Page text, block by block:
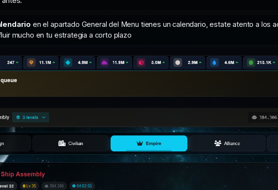
en el apartado General del Menu tienes un calendario, estate atento a los
mucho en tu estrategia a corto plazo